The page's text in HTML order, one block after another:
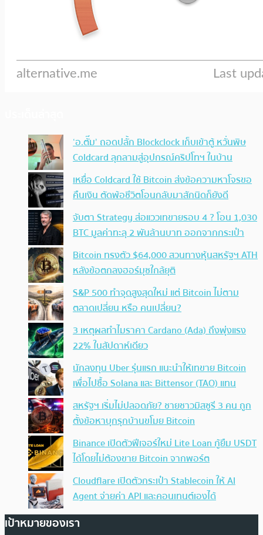
‘อ.ตั๊ม’ ถอดปลั้ก Blockclock เก็บเข้าตู้ หวั่นพิษ
Coldcard ลุกลามสู่อุปกรณ์คริปโทฯ ในบ้าน
เหยื่อ Coldcard ใช้ Bitcoin ส่งข้อความหาโจรขอ
คืนเงิน ตัดพ้อชีวิตโอนกลับมาสักนิดก็ยังดี
จับตา Strategy ส่อแววเทขายรอบ 4 ? โอน 1,030
BTC มูลค่าทะลุ 2 พันล้านบาท ออกจากกระเป๋า
Bitcoin ทรงตัว $64,000 สวนทางหุ้นสหรัฐฯ ATH
หลังข้อตกลงฮอร์มุซใกล้ยุติ
S&P 500 ทำจุดสูงสุดใหม่ แต่ Bitcoin ไม่ตาม
ตลาดเปลี่ยน หรือ คนเปลี่ยน?
3 เหตุผลทำไมราคา Cardano (Ada) ถึงพุ่งแรง
22% ในสัปดาห์เดียว
นักลงทุน Uber รุ่นแรก แนะนำให้เทขาย Bitcoin
เพื่อไปซื้อ Solana และ Bittensor (TAO) แทน
สหรัฐฯ เริ่มไม่ปลอดภัย? ชายชาวมิสซูรี 3 คน ถูก
ตั้งข้อหาบุกรุกบ้านขโมย Bitcoin
Binance เปิดตัวฟีเจอร์ใหม่ Lite Loan กู้ยืม USDT
ได้โดยไม่ต้องขาย Bitcoin จากพอร์ต
Cloudflare เปิดตัวกระเป๋า Stablecoin ให้ AI
Agent จ่ายค่า API และคอนเทนต์เองได้
เป้าหมายของเรา